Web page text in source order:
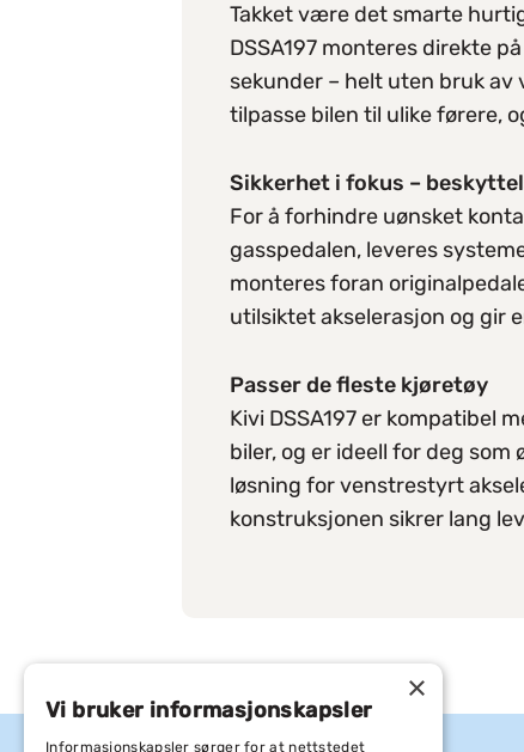
Takket være det smarte
DSSA197 monteres direkte
sekunder – helt uten bruk av
tilpasse bilen til ulike førere,
Sikkerhet i fokus –
For å forhindre uønsket
gasspedalen, leveres
monteres foran
utilsiktet akselerasjon og gir
Passer de fleste kjøretøy
Kivi DSSA197 er kompatibel
biler, og er ideell for deg som
løsning for venstrestyrt
konstruksjonen sikrer lang
×
Vi bruker informasjonskapsler
Informasjonskapsler sørger for at nettstedet